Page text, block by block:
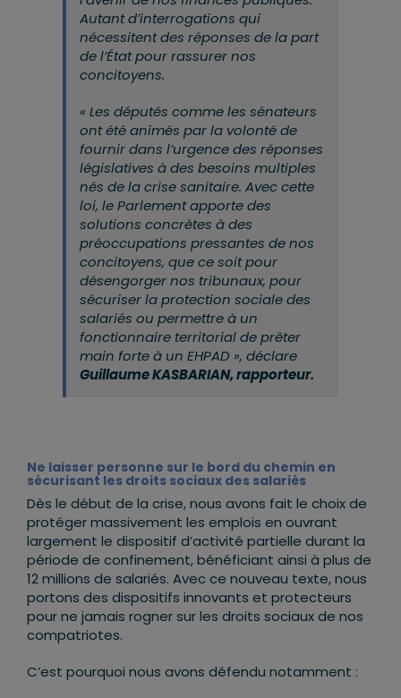
Autant d’interrogations qui
nécessitent des réponses de la part
de l’État pour rassurer nos
concitoyens.
«Les députés comme les sénateurs
ont été animés par la volonté de
fournir dans l’urgence des réponses
législatives à des besoins multiples
nés de la crise sanitaire. Avec cette
loi, le Parlement apporte des
solutions concrètes à des
préoccupations pressantes de nos
concitoyens, que ce soit pour
désengorger nos tribunaux, pour
sécuriser la protection sociale des
salariés ou permettre à un
fonctionnaire territorial de prêter
main forte à un EHPAD », déclare
Guillaume KASBARIAN, rapporteur.
Ne laisser personne sur le bord du chemin en
sécurisant les droits sociaux des salariés
Dès le début de la crise, nous avons fait le choix de
protéger massivement les emplois en ouvrant
largement le dispositif d’activité partielle durant la
période de confinement, bénéficiant ainsi à plus de
12 millions de salariés. Avec ce nouveau texte, nous
portons des dispositifs innovants et protecteurs
pour ne jamais rogner sur les droits sociaux de nos
compatriotes.
C’est pourquoi nous avons défendu notamment :